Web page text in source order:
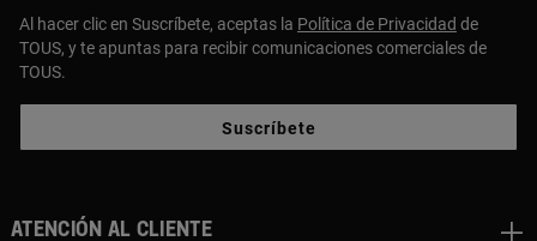
Al hacer clic en Suscríbete, aceptas la Política de Privacidad de
TOUS, y te apuntas para recibir comunicaciones comerciales de
TOUS.
Suscríbete
Atención al cliente